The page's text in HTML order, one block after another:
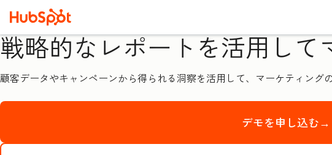
戦略的なレポートを活用し
顧客データやキャンペーンから得られる洞察を活用して、マーケティング
デモを申し込む→